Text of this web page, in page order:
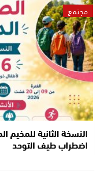
مجتمع
النسخة الثانية
اضطراب طيف التوحد